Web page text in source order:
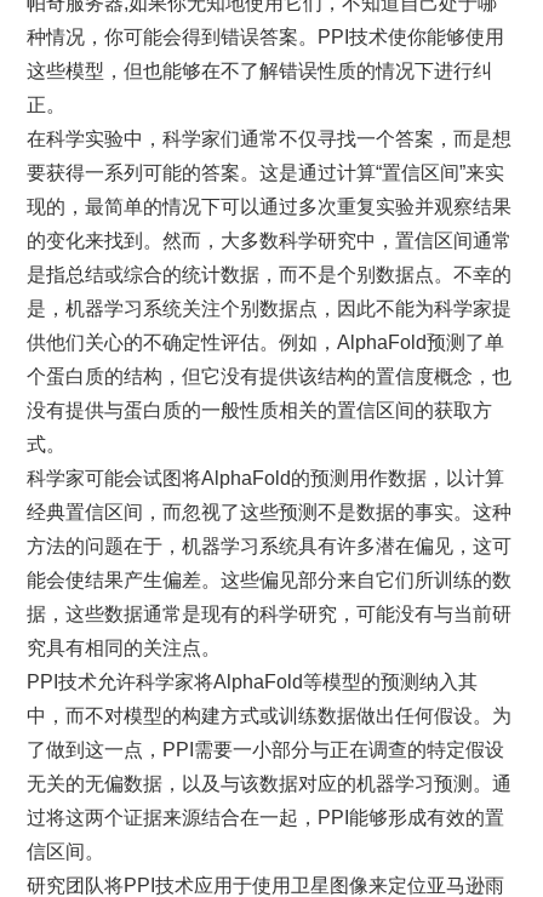
种情况，你可能会得到错误答案。PPI技术使你能够使用
这些模型，但也能够在不了解错误性质的情况下进行纠
正。
在科学实验中，科学家们通常不仅寻找一个答案，而是想
要获得一系列可能的答案。这是通过计算“置信区间”来实
现的，最简单的情况下可以通过多次重复实验并观察结果
的变化来找到。然而，大多数科学研究中，置信区间通常
是指总结或综合的统计数据，而不是个别数据点。不幸的
是，机器学习系统关注个别数据点，因此不能为科学家提
供他们关心的不确定性评估。例如，AlphaFold预测了单
个蛋白质的结构，但它没有提供该结构的置信度概念，也
没有提供与蛋白质的一般性质相关的置信区间的获取方
式。
科学家可能会试图将AlphaFold的预测用作数据，以计算
经典置信区间，而忽视了这些预测不是数据的事实。这种
方法的问题在于，机器学习系统具有许多潜在偏见，这可
能会使结果产生偏差。这些偏见部分来自它们所训练的数
据，这些数据通常是现有的科学研究，可能没有与当前研
究具有相同的关注点。
PPI技术允许科学家将AlphaFold等模型的预测纳入其
中，而不对模型的构建方式或训练数据做出任何假设。为
了做到这一点，PPI需要一小部分与正在调查的特定假设
无关的无偏数据，以及与该数据对应的机器学习预测。通
过将这两个证据来源结合在一起，PPI能够形成有效的置
信区间。
研究团队将PPI技术应用于使用卫星图像来定位亚马逊雨